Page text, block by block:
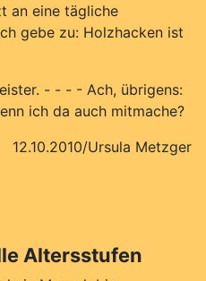
an eine tägliche
gebe zu: Holzhacken ist
- - - - Ach, übrigens:
ich da auch mitmache?
12.10.2010/Ursula Metzger
Altersstufen